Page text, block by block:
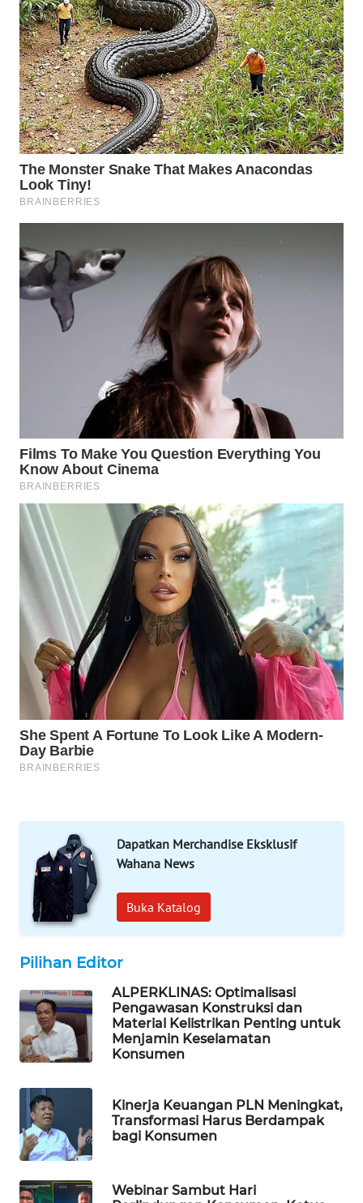
Dapatkan Merchandise Eksklusif
Wahana News
Buka Katalog
Pilihan Editor
ALPERKLINAS: Optimalisasi
Pengawasan Konstruksi dan
Material Kelistrikan Penting untuk
Menjamin Keselamatan
Konsumen
Kinerja Keuangan PLN Meningkat,
Transformasi Harus Berdampak
bagi Konsumen
Webinar Sambut Hari
WAHANANEWS
CO ID
WAHANANEWS
NET
WAHANA
SPORT
WAHANA
UMKM
WAHANA
SELEB
WAHANA
PERSONA
HEALTH
WAHANA
DESA
WISATA
LAPAK
WAHANA
Wahana
Network
KONSUMEN
LISTRIK
MASYARAKAT
KELISTRIKAN
MAWAKA
ID
MARTABAT
NET
WATCH
MKLI
LKKI